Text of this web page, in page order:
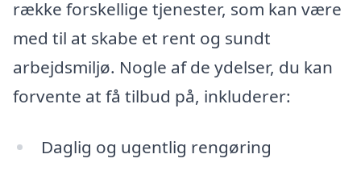
række forskellige tjenester, som kan være
med til at skabe et rent og sundt
arbejdsmiljø. Nogle af de ydelser, du kan
forvente at få tilbud på, inkluderer:
Daglig og ugentlig rengøring